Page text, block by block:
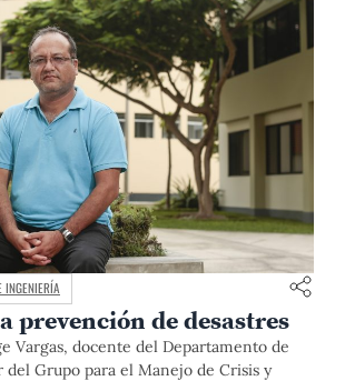
INGENIERÍA
prevención de desastres
Vargas, docente del Departamento de
Grupo para el Manejo de Crisis y